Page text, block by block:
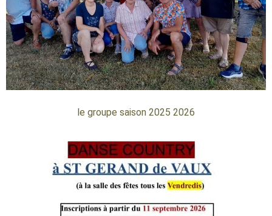
le groupe saison 2025 2026